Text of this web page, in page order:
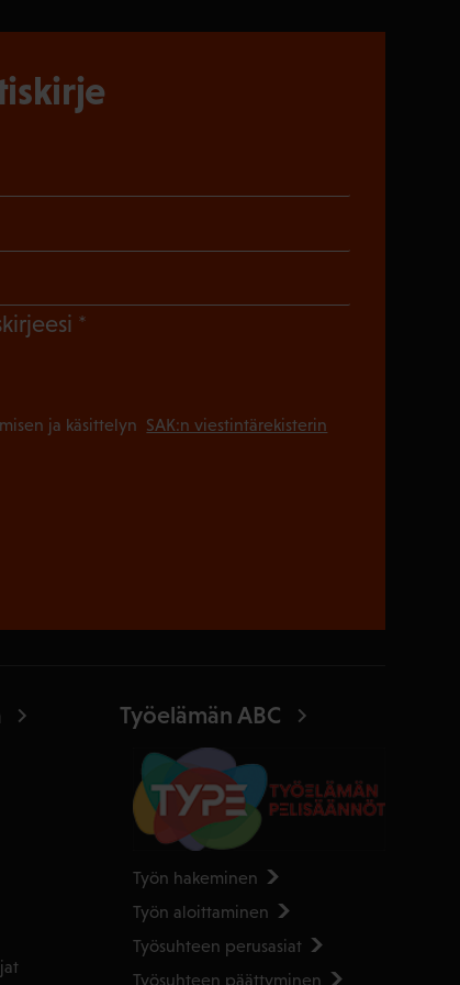
(Pakollinen)
ja käsittelyn SAK:n viestintärekisterin
Työelämän ABC
Työn hakeminen
Työn aloittaminen
Työsuhteen perusasiat
Työsuhteen päättyminen